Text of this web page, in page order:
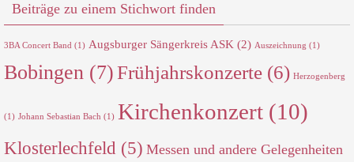
Beiträge zu einem Stichwort finden
3BA Concert Band (1) Augsburger Sängerkreis ASK (2) Auszeichnung (1)
Bobingen (7)Frühjahrskonzerte (6) Herzogenberg
(1) Johann Sebastian Bach (1) Kirchenkonzert (10)
Klosterlechfeld (5) Messen und andere Gelegenheiten